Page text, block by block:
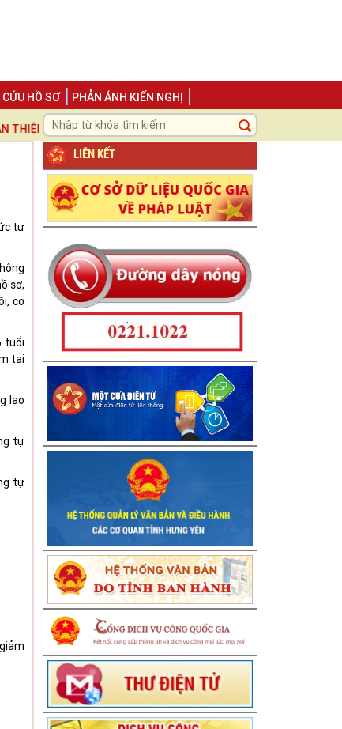
HỒ SƠ PHẢN ÁNH KIẾN NGHỊ
NHIỆM ", LẤY NGƯỜI DÂN VÀ DOANH NGHIỆP LÀM
tự
sơ,
cơ
tuổi
tai
lao
tự
tự
LIÊN KẾT